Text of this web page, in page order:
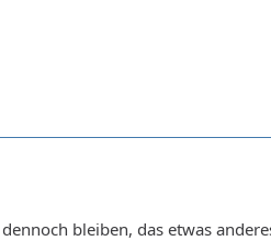
bleiben, das etwas